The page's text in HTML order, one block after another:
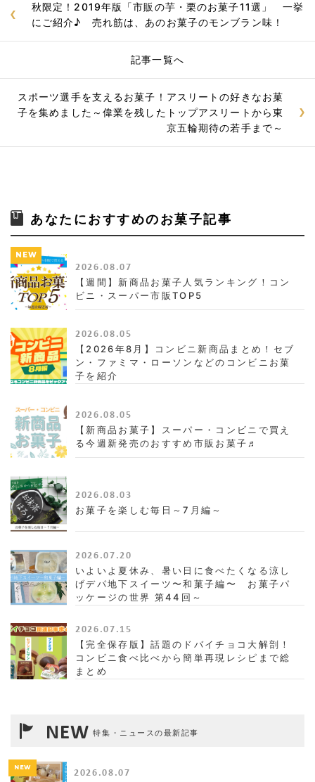
秋限定！2019年版「市販の芋・栗のお菓子11選」 一挙
にご紹介♪ 売れ筋は、あのお菓子のモンブラン味！
記事一覧へ
スポーツ選手を支えるお菓子！アスリートの好きなお菓
子を集めました～偉業を残したトップアスリートから東
京五輪期待の若手まで～
あなたにおすすめのお菓子記事
NEW
2026.08.07
【週間】新商品お菓子人気ランキング！コン
ビニ・スーパー市販TOP5
2026.08.05
【2026年8月】コンビニ新商品まとめ！セブ
ン・ファミマ・ローソンなどのコンビニお菓
子を紹介
2026.08.05
【新商品お菓子】スーパー・コンビニで買え
る今週新発売のおすすめ市販お菓子♬
2026.08.03
お菓子を楽しむ毎日～7月編～
2026.07.20
いよいよ夏休み、暑い日に食べたくなる涼し
げデパ地下スイーツ〜和菓子編〜 お菓子パ
ッケージの世界 第44回～
2026.07.15
【完全保存版】話題のドバイチョコ大解剖！
コンビニ食べ比べから簡単再現レシピまで総
まとめ
NEW 特集・ニュースの最新記事
NEW 2026.08.07